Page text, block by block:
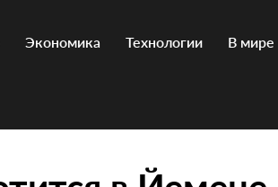
Экономика Технологии В мире